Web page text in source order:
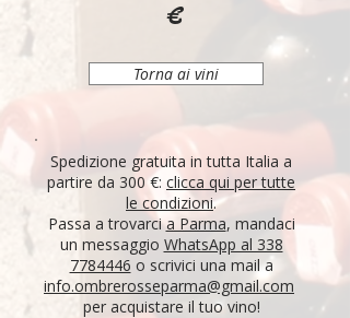
€
Torna ai vini
Spedizione gratuita in tutta Italia a
partire da 300 €: clicca qui per tutte
le condizioni.
Passa a trovarcia Parma, mandaci
un messaggio WhatsApp al 338
7784446 o scrivici una mail a
info.ombrerosseparma@gmail.com
per acquistare il tuo vino!